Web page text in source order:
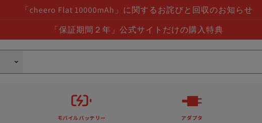
「cheero Flat 10000mAh」に関するお詫びと回収のお知らせ
「保証期間２年」公式サイトだけの購入特典
モバイルバッテリー アダプタ